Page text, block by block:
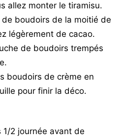
allez monter le tiramisu.
boudoirs de la moitié de
légèrement de cacao.
de boudoirs trempés
boudoirs de crème en
pour finir la déco.
2 journée avant de